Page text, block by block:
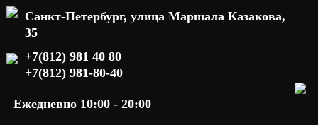
Санкт-Петербург, улица Маршала Казакова,
35
+7(812) 981 40 80
+7(812) 981-80-40
Ежедневно 10:00 - 20:00